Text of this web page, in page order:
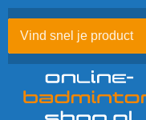
naar
inhoud